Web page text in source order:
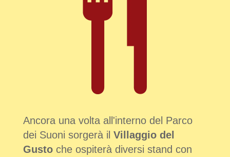
Ancora una volta all'interno del Parco
dei Suoni sorgerà il Villaggio del
Gustoche ospiterà diversi stand con